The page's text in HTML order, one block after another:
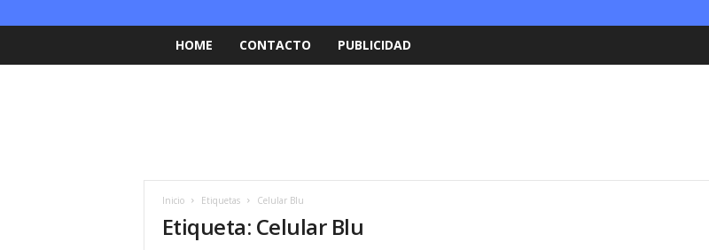
HOME CONTACTO PUBLICIDAD
Inicio Etiquetas Celular Blu
Etiqueta: Celular Blu